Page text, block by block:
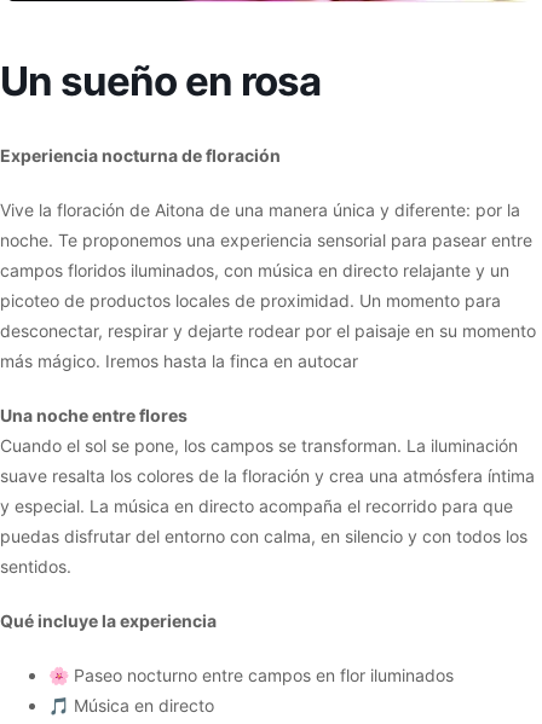
Un sueño en rosa
Experiencia nocturna de floración
Vive la floración de Aitona de una manera única y diferente: por la
noche. Te proponemos una experiencia sensorial para pasear entre
campos floridos iluminados, con música en directo relajante y un
picoteo de productos locales de proximidad. Un momento para
desconectar, respirar y dejarte rodear por el paisaje en su momento
más mágico. Iremos hasta la finca en autocar
Una noche entre flores
Cuando el sol se pone, los campos se transforman. La iluminación
suave resalta los colores de la floración y crea una atmósfera íntima
y especial. La música en directo acompaña el recorrido para que
puedas disfrutar del entorno con calma, en silencio y con todos los
sentidos.
Qué incluye la experiencia
🌸 Paseo nocturno entre campos en flor iluminados
🎵 Música en directo